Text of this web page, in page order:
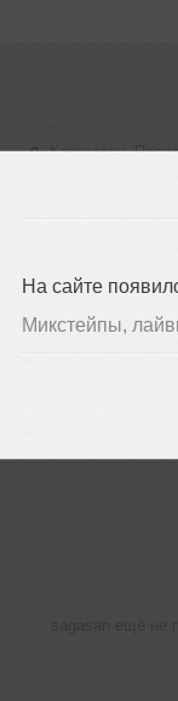
На сайте
Микстейпы,
Казахстан,